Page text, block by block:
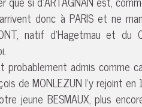
donc à PARIS et ne
natif d’Hagetmau et
probablement admis comme
de MONLEZUN l’y rejoint en
jeune BESMAUX, plus